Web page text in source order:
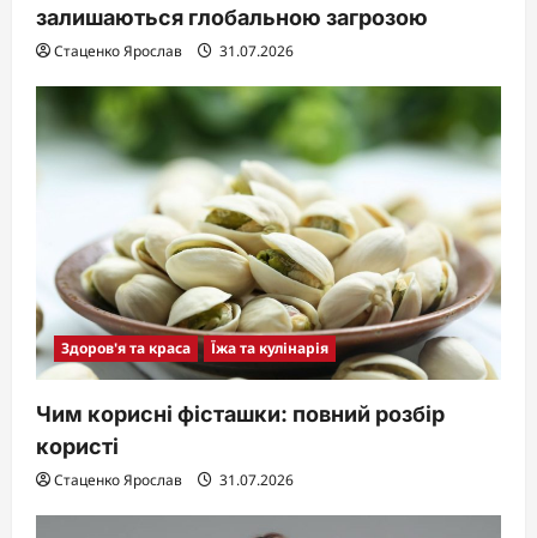
залишаються глобальною загрозою
Стаценко Ярослав 31.07.2026
Здоров'я та краса Їжа та кулінарія
Чим корисні фісташки: повний розбір
користі
Стаценко Ярослав 31.07.2026